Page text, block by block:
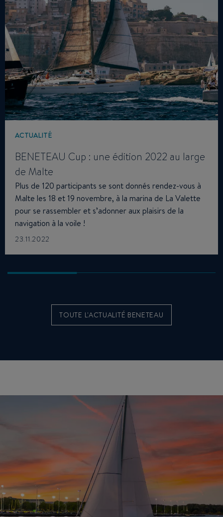
ACTUALITÉ
BENETEAU Cup : une édition 2022 au large
de Malte
Plus de 120 participants se sont donnés rendez-vous à
Malte les 18 et 19 novembre, à la marina de La Valette
pour se rassembler et s’adonner aux plaisirs de la
navigation à la voile !
23.11.2022
TOUTE L'ACTUALITÉ BENETEAU